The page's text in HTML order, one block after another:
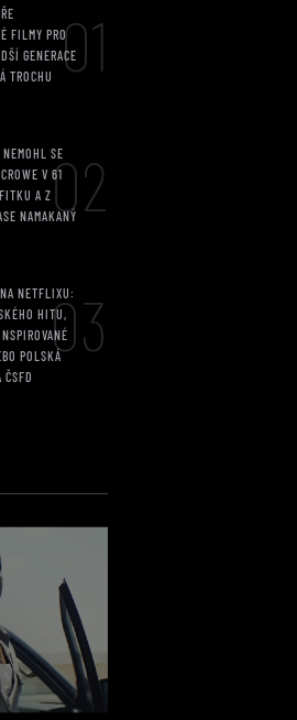
FILMY PRO
GENERACE
TROCHU
01
SE
V 61
A Z
NAMAKANÝ02
NETFLIXU:
HITU,
POLSKÁ03